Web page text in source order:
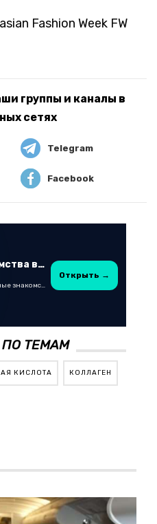
Fashion Week FW
группы и каналы в
сетях
Telegram
Facebook
ZYYN — знакомства в Казахстане
Быстрые и безопасные знакомства в Telegram
Открыть →
ТЕМАМ
КИСЛОТА КОЛЛАГЕН